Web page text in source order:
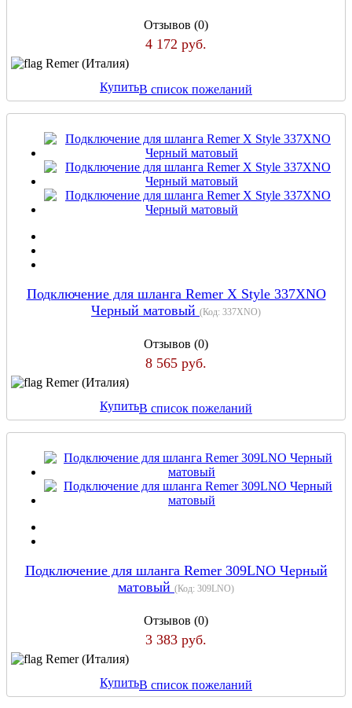
Отзывов (0)
4 172 руб.
Remer (Италия)
КупитьВ список пожеланий
Подключение для шланга Remer X Style 337XNO
Черный матовый (Код: 337XNO)
Отзывов (0)
8 565 руб.
Remer (Италия)
КупитьВ список пожеланий
Подключение для шланга Remer 309LNO Черный
матовый (Код: 309LNO)
Отзывов (0)
3 383 руб.
Remer (Италия)
КупитьВ список пожеланий